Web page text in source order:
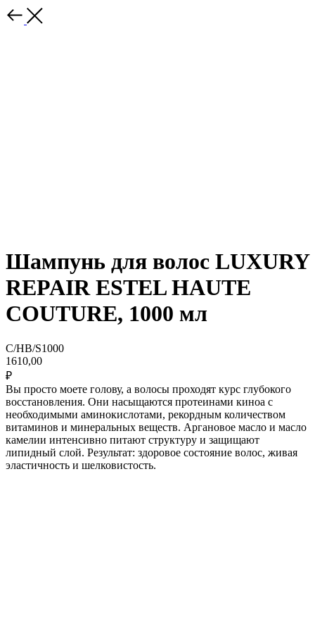
Шампунь для волос LUXURY
REPAIR ESTEL HAUTE
COUTURE, 1000 мл
C/HB/S1000
1610,00
₽
Вы просто моете голову, а волосы проходят курс глубокого
восстановления. Они насыщаются протеинами киноа с
необходимыми аминокислотами, рекордным количеством
витаминов и минеральных веществ. Аргановое масло и масло
камелии интенсивно питают структуру и защищают
липидный слой. Результат: здоровое состояние волос, живая
эластичность и шелковистость.